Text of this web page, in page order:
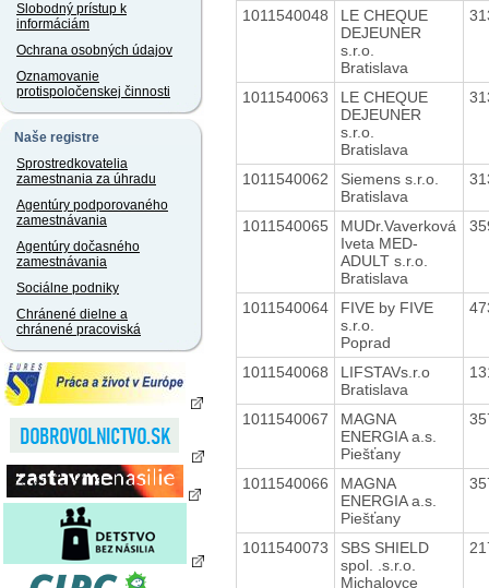
Slobodný prístup k
informáciám
Ochrana osobných údajov
Oznamovanie
protispoločenskej činnosti
Naše registre
Sprostredkovatelia
zamestnania za úhradu
Agentúry podporovaného
zamestnávania
Agentúry dočasného
zamestnávania
Sociálne podniky
Chránené dielne a
chránené pracoviská
1011540048
LE CHEQUE
DEJEUNER
s.r.o.
Bratislava
1011540063
LE CHEQUE
DEJEUNER
s.r.o.
Bratislava
1011540062
Siemens s.r.o.
Bratislava
1011540065
MUDr.Vaverková
Iveta MED-
ADULT s.r.o.
Bratislava
1011540064
FIVE by FIVE
s.r.o.
Poprad
1011540068
LIFSTAVs.r.o
Bratislava
1011540067
MAGNA
ENERGIA a.s.
Piešťany
1011540066
MAGNA
ENERGIA a.s.
Piešťany
1011540073
SBS SHIELD
spol. .s.r.o.
Michalovce